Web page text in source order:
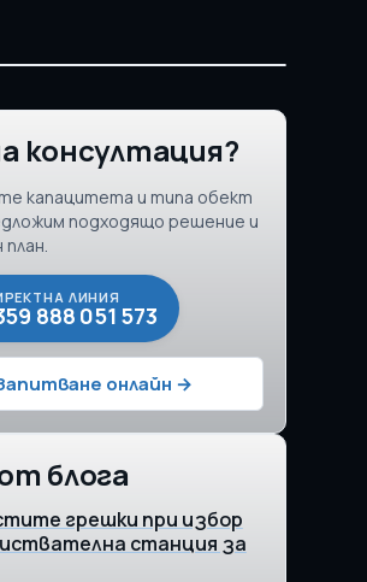
консултация?
капацитета и типа обект
подходящо решение и
план.
ЛИНИЯ
888 051 573
онлайн →
блога
грешки при избор
станция за